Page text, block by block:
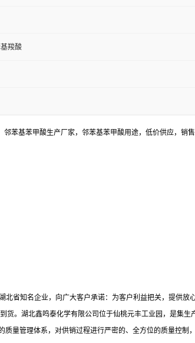
羧酸
苯基苯甲酸生产厂家，邻苯基苯甲酸用途，低价供应，销
省知名企业，向广大客户承诺：为客户利益把关，提供放
货。湖北鑫鸣泰化学有限公司位于仙桃元丰工业园，是集
量管理体系，对供销过程进行严密的、全方位的质量控制